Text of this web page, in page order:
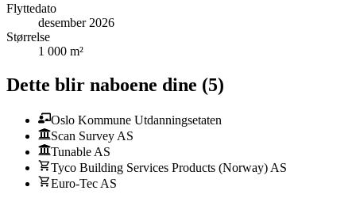
Flyttedato
desember 2026
Størrelse
1 000 m²
Dette blir naboene dine (5)
Oslo Kommune Utdanningsetaten
Scan Survey AS
Tunable AS
Tyco Building Services Products (Norway) AS
Euro-Tec AS